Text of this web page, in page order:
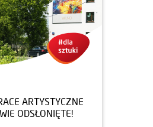
ARTYSTYCZNE
ODSŁONIĘTE!